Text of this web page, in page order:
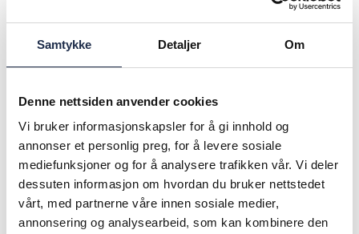
Samtykke Detaljer Om
Denne nettsiden anvender cookies
Vi bruker informasjonskapsler for å gi innhold og
annonser et personlig preg, for å levere sosiale
mediefunksjoner og for å analysere trafikken vår. Vi deler
dessuten informasjon om hvordan du bruker nettstedet
vårt, med partnerne våre innen sosiale medier,
annonsering og analysearbeid, som kan kombinere den
I Hieronymus Heyerdahls gate 1 skaper kunst
samspill. Tidligere i år feiret vi at kunsten en...
Les mer